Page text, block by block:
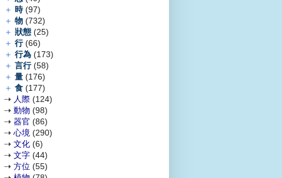
＋ 時 (97)
＋ 物 (732)
＋ 狀態 (25)
＋ 行 (66)
＋ 行為 (173)
＋ 言行 (58)
＋ 量 (176)
＋ 食 (177)
⇢ 人際 (124)
⇢ 動物 (98)
⇢ 器官 (86)
⇢ 心境 (290)
⇢ 文化 (6)
⇢ 文字 (44)
⇢ 方位 (55)